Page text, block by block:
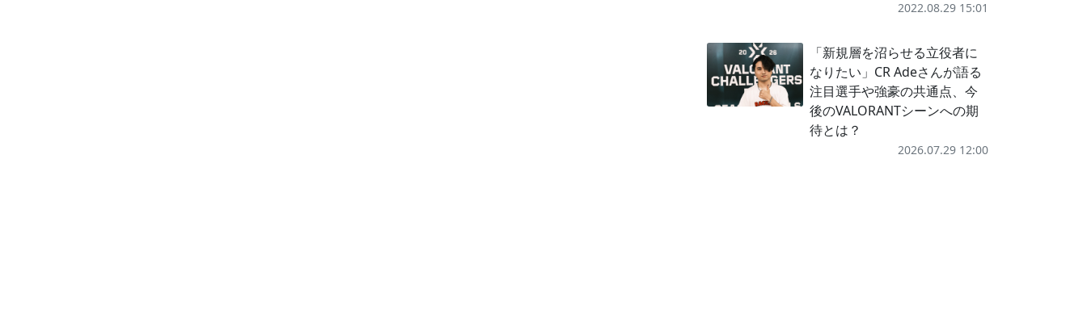
2022.08.29 15:01
「新規層を沼らせる立役者に
なりたい」CR Adeさんが語る
注目選手や強豪の共通点、今
後のVALORANTシーンへの期
待とは？
2026.07.29 12:00